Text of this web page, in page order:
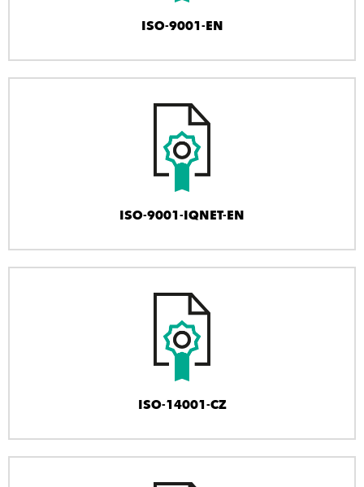
ISO-9001-EN
ISO-9001-IQNET-EN
ISO-14001-CZ